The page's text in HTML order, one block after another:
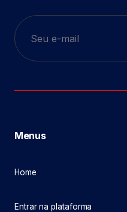
Menus
Home
Entrar na plataforma